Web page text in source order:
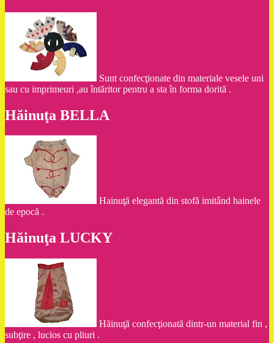
Sunt confecţionate din materiale vesele uni
sau cu imprimeuri ,au întăritor pentru a sta în forma dorită .
Hăinuţa BELLA
Hainuţă elegantă din stofă imitând hainele
de epocă .
Hăinuţa LUCKY
Hăinuţă confecţionată dintr-un material fin ,
subţire , lucios cu pliuri .